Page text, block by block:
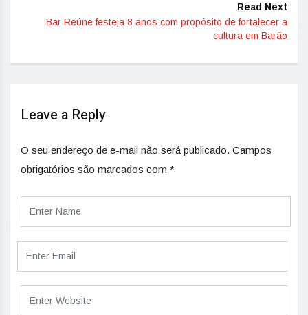
Read Next
Bar Reúne festeja 8 anos com propósito de fortalecer a
cultura em Barão
Leave a Reply
O seu endereço de e-mail não será publicado. Campos
obrigatórios são marcados com *